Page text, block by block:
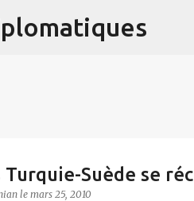
Turquie-Suède se
le mars 25, 2010